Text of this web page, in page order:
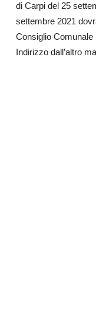
di Carpi del 25
settembre 2021
Consiglio Comunale
Indirizzo dall’altro